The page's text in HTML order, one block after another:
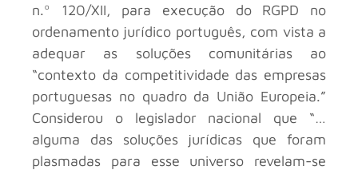
n.º 120/XII, para execução do RGPD no
ordenamento jurídico português, com vista a
adequar as soluções comunitárias ao
“contexto da competitividade das empresas
portuguesas no quadro da União Europeia.”
Considerou o legislador nacional que “…
alguma das soluções jurídicas que foram
plasmadas para esse universo revelam-se